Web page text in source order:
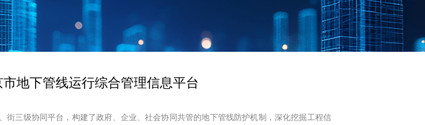
市地下管线运行综合管理信息平台
街三级协同平台，构建了政府、企业、社会协同共管的地下管线防护机制，深化挖掘工程信